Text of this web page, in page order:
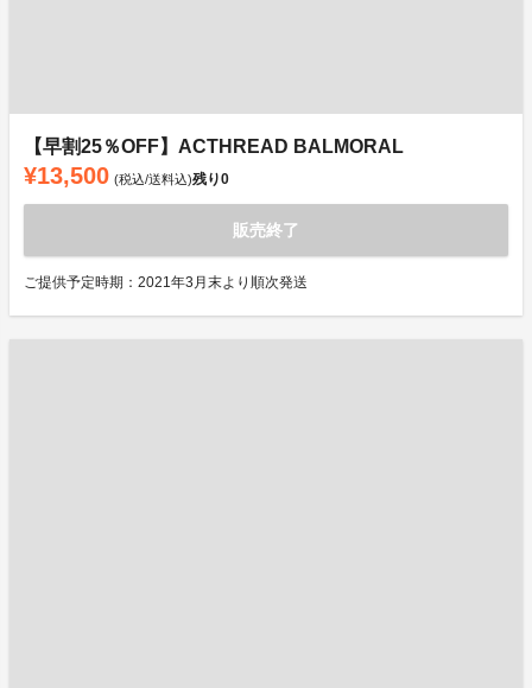
【早割25％OFF】ACTHREAD BALMORAL
¥13,500 (税込/送料込)残り0
販売終了
ご提供予定時期：2021年3月末より順次発送